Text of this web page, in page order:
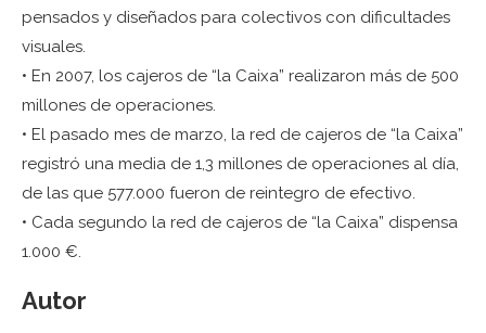
pensados y diseñados para colectivos con dificultades
visuales.
• En 2007, los cajeros de “la Caixa” realizaron más de 500
millones de operaciones.
• El pasado mes de marzo, la red de cajeros de “la Caixa”
registró una media de 1,3 millones de operaciones al día,
de las que 577.000 fueron de reintegro de efectivo.
• Cada segundo la red de cajeros de “la Caixa” dispensa
1.000 €.
Autor